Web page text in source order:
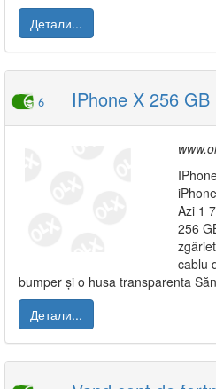
Детали...
6 IPhone X 256 GB
Azi 1
256
cablu
bumper și o husa transparenta
Детали...